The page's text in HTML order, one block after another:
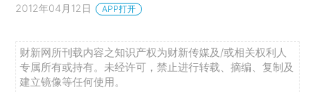
2012年04月12日 APP打开
财新网所刊载内容之知识产权为财新传媒及/或相关权利人
专属所有或持有。未经许可，禁止进行转载、摘编、复制及
建立镜像等任何使用。